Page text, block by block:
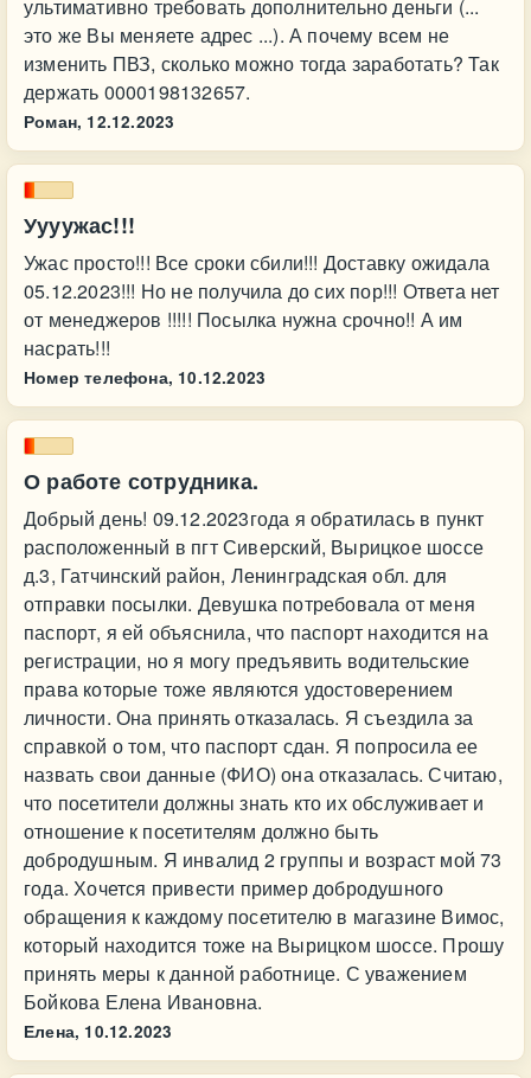
ультимативно требовать дополнительно деньги (...
это же Вы меняете адрес ...). А почему всем не
изменить ПВЗ, сколько можно тогда заработать? Так
держать 0000198132657.
Роман, 12.12.2023
Уууужас!!!
Ужас просто!!! Все сроки сбили!!! Доставку ожидала
05.12.2023!!! Но не получила до сих пор!!! Ответа нет
от менеджеров !!!!! Посылка нужна срочно!! А им
насрать!!!
Номер телефона, 10.12.2023
О работе сотрудника.
Добрый день! 09.12.2023года я обратилась в пункт
расположенный в пгт Сиверский, Вырицкое шоссе
д.3, Гатчинский район, Ленинградская обл. для
отправки посылки. Девушка потребовала от меня
паспорт, я ей объяснила, что паспорт находится на
регистрации, но я могу предъявить водительские
права которые тоже являются удостоверением
личности. Она принять отказалась. Я съездила за
справкой о том, что паспорт сдан. Я попросила ее
назвать свои данные (ФИО) она отказалась. Считаю,
что посетители должны знать кто их обслуживает и
отношение к посетителям должно быть
добродушным. Я инвалид 2 группы и возраст мой 73
года. Хочется привести пример добродушного
обращения к каждому посетителю в магазине Вимос,
который находится тоже на Вырицком шоссе. Прошу
принять меры к данной работнице. С уважением
Бойкова Елена Ивановна.
Елена, 10.12.2023